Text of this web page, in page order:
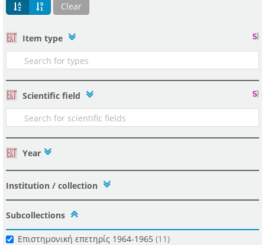
Clear
Item type
Scientific field
Year
Institution / collection
Subcollections
Επιστημονική επετηρίς 1964-1965 (11)